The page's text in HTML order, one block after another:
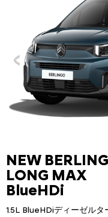
NEW
LONG MAX
BlueHDi
1.5L BlueHDiディーゼルタ